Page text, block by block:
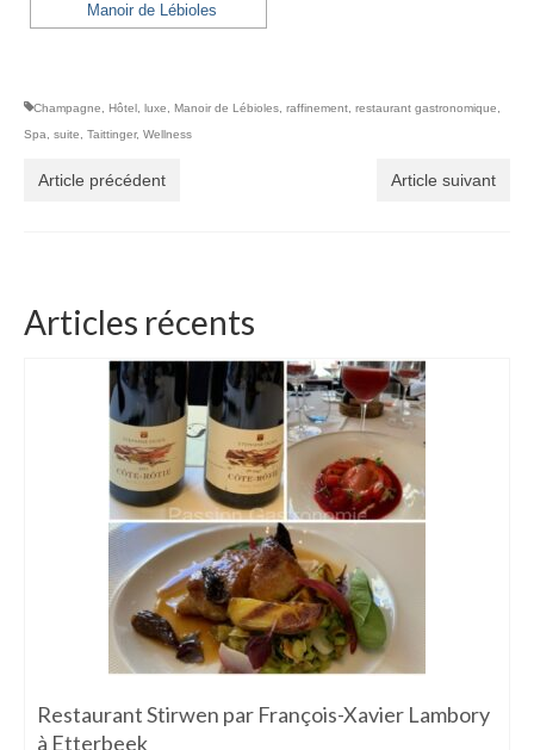
Manoir de Lébioles
Champagne Hôtel luxe Manoir de Lébioles raffinement restaurant gastronomique
Spa
suite Taittinger, Wellness
Article précédent Article suivant
Articles récents
Restaurant Stirwen par François-Xavier Lambory
à Etterbeek